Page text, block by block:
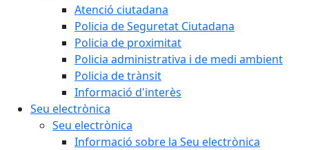
Atenció ciutadana
Policia de Seguretat Ciutadana
Policia de proximitat
Policia administrativa i de medi ambient
Policia de trànsit
Informació d'interès
Seu electrònica
Seu electrònica
Informació sobre la Seu electrònica